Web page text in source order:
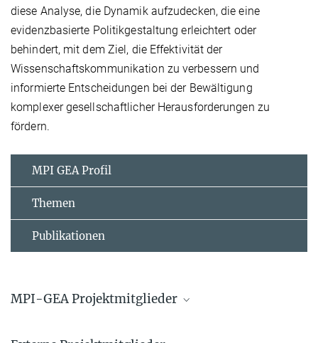
diese Analyse, die Dynamik aufzudecken, die eine
evidenzbasierte Politikgestaltung erleichtert oder
behindert, mit dem Ziel, die Effektivität der
Wissenschaftskommunikation zu verbessern und
informierte Entscheidungen bei der Bewältigung
komplexer gesellschaftlicher Herausforderungen zu
fördern.
MPI GEA Profil
Themen
Publikationen
MPI-GEA Projektmitglieder